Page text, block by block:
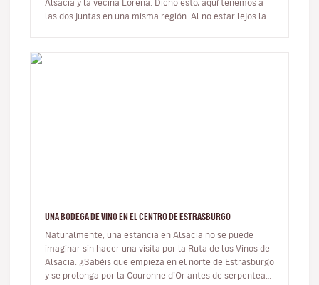
Alsacia y la vecina Lorena. Dicho esto, aquí tenemos a
las dos juntas en una misma región. Al no estar lejos la
UNA BODEGA DE VINO EN EL CENTRO DE ESTRASBURGO
Naturalmente, una estancia en Alsacia no se puede
imaginar sin hacer una visita por la Ruta de los Vinos de
Alsacia. ¿Sabéis que empieza en el norte de Estrasburgo
y se prolonga por la Couronne d’Or antes de serpentear,